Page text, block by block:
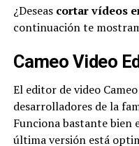
¿Deseas cortar vídeos
continuación te
Cameo Video
El editor de video
desarrolladores de la
Funciona bastante bien
última versión está